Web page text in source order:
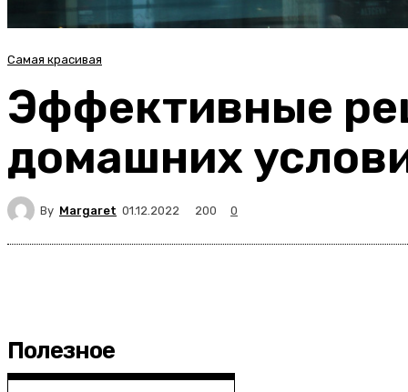
Самая красивая
Эффективные
домашних
By Margaret 01.12.2022 200 0
Полезное